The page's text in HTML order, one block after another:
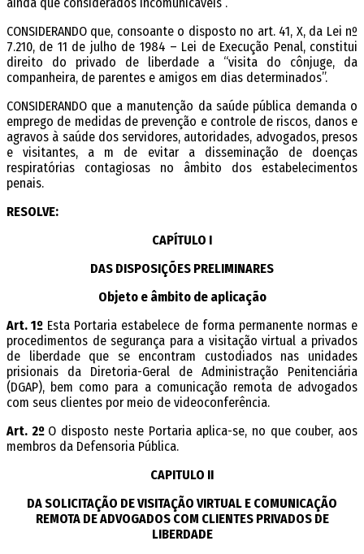
ainda que considerados incomunicáveis”.
CONSIDERANDO que, consoante o disposto no art. 41, X, da Lei nº
7.210, de 11 de julho de 1984 – Lei de Execução Penal, constitui
direito do privado de liberdade a “visita do cônjuge, da
companheira, de parentes e amigos em dias determinados”.
CONSIDERANDO que a manutenção da saúde pública demanda o
emprego de medidas de prevenção e controle de riscos, danos e
agravos à saúde dos servidores, autoridades, advogados, presos
e visitantes, a fim de evitar a disseminação de doenças
respiratórias contagiosas no âmbito dos estabelecimentos
penais.
RESOLVE:
CAPÍTULO I
DAS DISPOSIÇÕES PRELIMINARES
Objeto e âmbito de aplicação
Art. 1º Esta Portaria estabelece de forma permanente normas e
procedimentos de segurança para a visitação virtual a privados
de liberdade que se encontram custodiados nas unidades
prisionais da Diretoria-Geral de Administração Penitenciária
(DGAP), bem como para a comunicação remota de advogados
com seus clientes por meio de videoconferência.
Art. 2º O disposto neste Portaria aplica-se, no que couber, aos
membros da Defensoria Pública.
CAPITULO II
DA SOLICITAÇÃO DE VISITAÇÃO VIRTUAL E COMUNICAÇÃO
REMOTA DE ADVOGADOS COM CLIENTES PRIVADOS DE
LIBERDADE